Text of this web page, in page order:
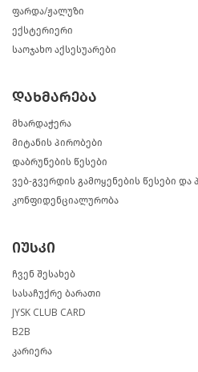
ფარდა/ჟალუზი
ექსტერიერი
საოჯახო აქსესუარები
დახმარება
მხარდაჭერა
მიტანის პირობები
დაბრუნების წესები
ვებ-გვერდის გამოყენების წესები და
კონფიდენციალურობა
იუსკი
ჩვენ შესახებ
სასაჩუქრე ბარათი
JYSK CLUB CARD
B2B
კარიერა